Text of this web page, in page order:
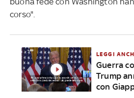
corso".
LEGGI
Guerra
Trump
con